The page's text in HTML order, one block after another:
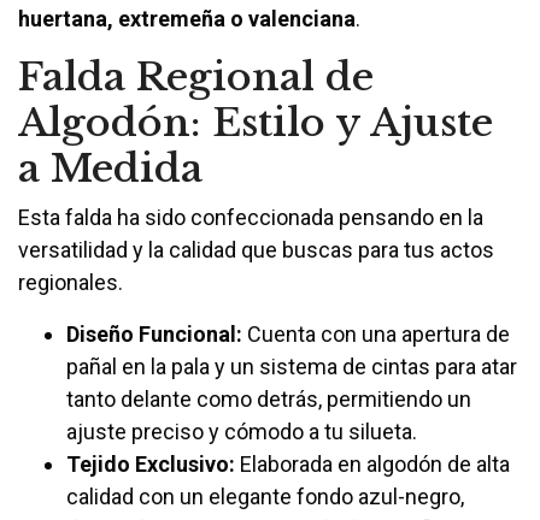
huertana, extremeña o valenciana.
Falda Regional de
Algodón: Estilo y Ajuste
a Medida
Esta falda ha sido confeccionada pensando en la
versatilidad y la calidad que buscas para tus actos
regionales.
Diseño Funcional: Cuenta con una apertura de
pañal en la pala y un sistema de cintas para atar
tanto delante como detrás, permitiendo un
ajuste preciso y cómodo a tu silueta.
Tejido Exclusivo: Elaborada en algodón de alta
calidad con un elegante fondo azul-negro,